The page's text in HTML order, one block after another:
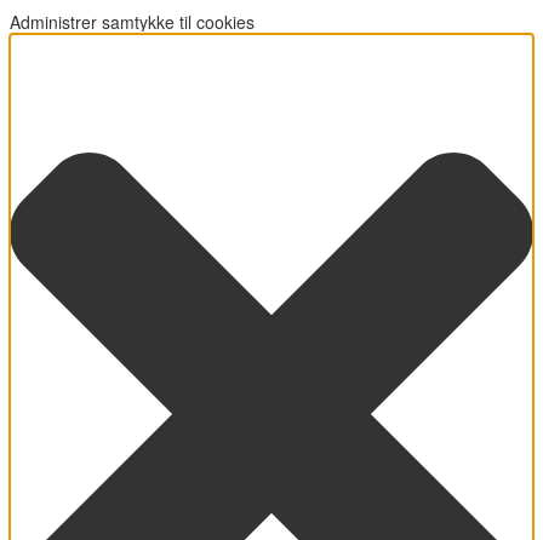
Administrer samtykke til cookies